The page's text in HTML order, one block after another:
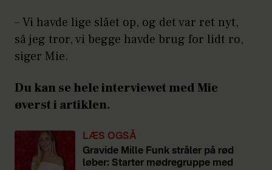
– Vi havde lige slået op, og det var ret nyt,
så jeg tror, vi begge havde brug for lidt ro,
siger Mie.
Du kan se hele interviewet med Mie
øverst i artiklen.
LÆS OGSÅ
Gravide Mille Funk stråler på rød
løber: Starter mødregruppe med